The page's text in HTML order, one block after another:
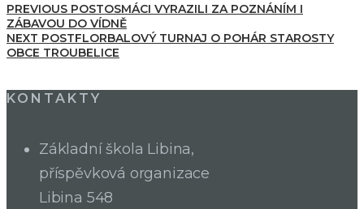
PREVIOUS POSTOSMÁCI VYRAZILI ZA POZNÁNÍM I
ZÁBAVOU DO VÍDNĚ
NEXT POSTFLORBALOVÝ TURNAJ O POHÁR STAROSTY
OBCE TROUBELICE
KONTAKTY
Základní škola Libina,
příspěvková organizace
Libina 548